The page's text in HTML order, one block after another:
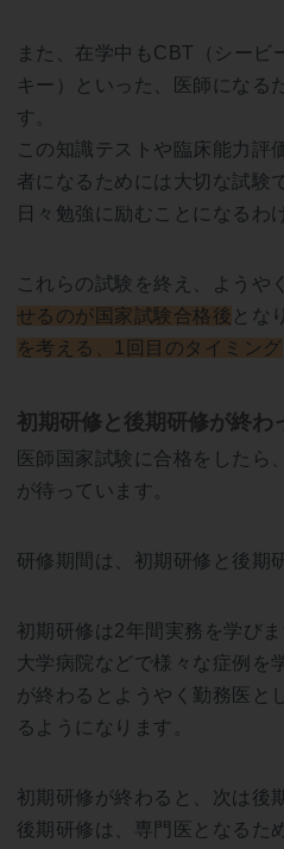
また、在学中もCBT（シービ
キー）といった、医師になる
す。
この知識テストや臨床能力評
者になるためには大切な試験
日々勉強に励むことになるわ
これらの試験を終え、ようやく
せるのが国家試験合格後 とな
を考える、1回目のタイミング
初期研修と後期研修が終わ
医師国家試験に合格をしたら
が待っています。
研修期間は、初期研修と後期
初期研修は2年間実務を学びま
大学病院などで様々な症例を
が終わるとようやく勤務医と
るようになります。
初期研修が終わると、次は後
後期研修は、専門医となるた